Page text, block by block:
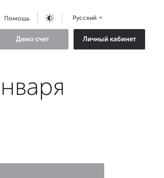
Помощь Русский
Демо счет Личный кабинет